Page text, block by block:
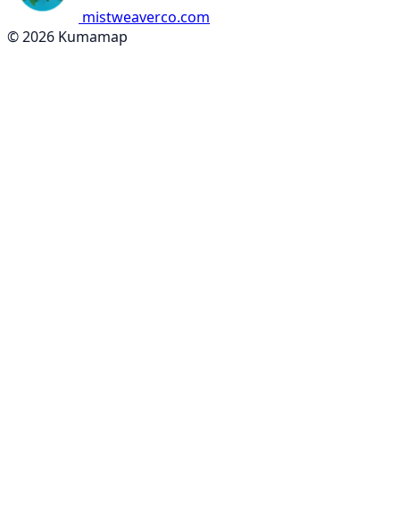
mistweaverco.com
© 2026 Kumamap